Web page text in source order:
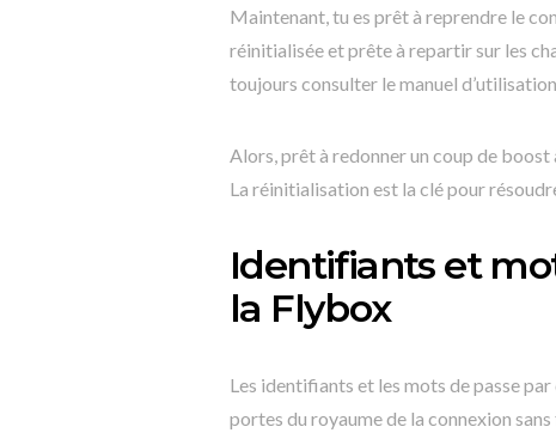
Maintenant, tu es prêt à reprendre le
réinitialisée et prête à repartir sur les
toujours consulter le manuel
Alors, prêt à redonner un coup de
La réinitialisation est la clé pour
Identifiants et
la Flybox
Les identifiants et les mots de passe
portes du royaume de la connexion